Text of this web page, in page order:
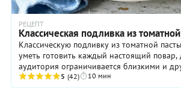
РЕЦЕПТ
Классическая подливка из
Классическую подливку из томатной
уметь готовить каждый настоящий повар,
аудитория ограничивается близкими и
в этом деле ничего нет, все ...
5 (42) 10 мин